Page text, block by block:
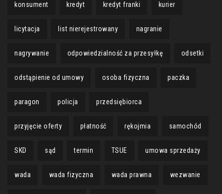
konsument kredyt kredyt franki kurier
licytacja list nierejestrowany nagranie
nagrywanie odpowiedzialność za przesyłkę odsetki
odstąpienie od umowy osoba fizyczna paczka
paragon policja przedsiębiorca
przyjęcie oferty płatność rękojmia samochód
SKD sąd termin TSUE umowa sprzedaży
wada wada fizyczna wada prawna wezwanie